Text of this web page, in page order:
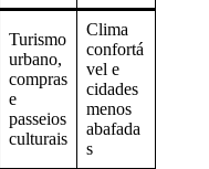
Turismo
urbano,
compras
e
passeios
culturais
Clima
confortá
vel e
cidades
menos
abafada
s